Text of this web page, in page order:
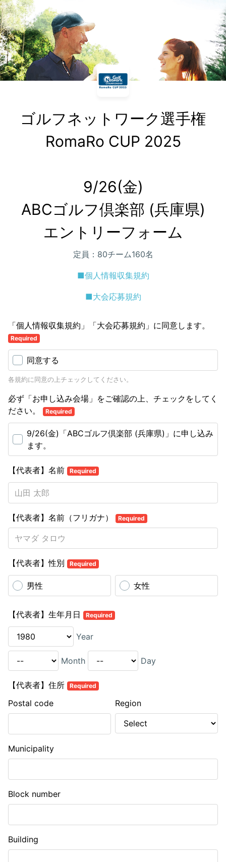
ゴルフネットワーク選手権
RomaRo CUP 2025
9/26(金)
ABCゴルフ倶楽部 (兵庫県)
エントリーフォーム
定員：80チーム160名
■個人情報収集規約
■大会応募規約
「個人情報収集規約」「大会応募規約」に同意します。
Required
同意する
各規約に同意の上チェックしてください。
必ず「お申し込み会場」をご確認の上、チェックをしてく
ださい。
Required
9/26(金)「ABCゴルフ倶楽部 (兵庫県)」に申し込み
ます。
【代表者】名前 Required
【代表者】名前（フリガナ） Required
【代表者】性別 Required
男性 女性
【代表者】生年月日 Required
Year
Month Day
【代表者】住所 Required
Postal code Region
Municipality
Block number
Building